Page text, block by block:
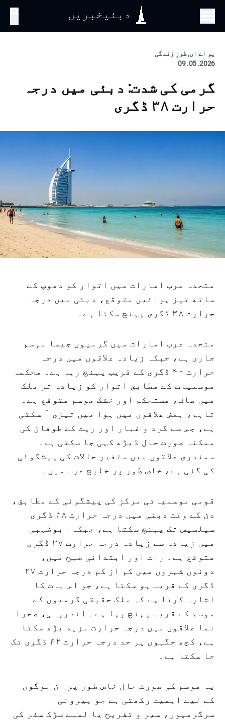
دبئیخبریں
یو اے ای, طرزِ زندگی
2026. 05. 09
گرمی کی شدت: دبئی میں درجہ
حرارت ۳۸ ڈگری
متحدہ عرب امارات میں اتوار کو دھوپ کے
ساتھ تیز ہوائیں متوقع، دبئی میں درجہ
حرارت ۳۸ ڈگری پہنچ سکتا ہے۔
متحدہ عرب امارات میں گرمیوں جیسا موسم
جاری ہے، جبکہ زیادہ علاقوں میں درجہ
حرارت ۴۰ ڈگری کے قریب پہنچ رہا ہے۔ محکمہ
موسمیات کے مطابق اتوار کو زیادہ تر ملک
میں صاف، مستحکم اور خشک موسم متوقع ہے۔
تاہم، بعض علاقوں میں ہوا میں تیزی آ سکتی
ہے، جس سے گرد و غبار اور ریت کے طوفان کی
ممکنہ صورت حال ڈیڑھ کہی جا سکتی ہے۔
سمندری علاقوں میں متغیر حالات کی پیشگوئی
کی گئی ہے، خاص طور پر خلیج عرب میں۔
قومی موسمیاتی مرکز کی پیشگوئی کے مطابق،
دن کے وقت دبئی میں درجہ حرارت ۳۸ ڈگری
سیلسیس تک پہنچ سکتا ہے، جبکہ ابوظہبی
میں زیادہ سے زیادہ درجہ حرارت ۳۷ ڈگری
متوقع ہے۔ رات اور ابتدائی صبح میں،
دونوں شہروں میں کم از کم درجہ حرارت ۲۷
ڈگری کے قریب ہو سکتا ہے، جو اس بات کا
اشارہ کرتا ہے کہ ملک حقیقی گرمیوں کے
موسم کے قریب پہنچ رہا ہے۔ اندرونی، صحرا
نما علاقوں میں درجہ حرارت مزید بڑھ سکتا
ہے، کچھ جگہوں پر حد درجہ حرارت ۴۲ ڈگری تک
جا سکتا ہے۔
یہ موسم کی صورت حال خاص طور پر ان لوگوں
کے لیے اہمیت رکھتی ہے جو بیرونی
سرگرمیوں، سیر و تفریح یا لمبے سڑک سفر کی